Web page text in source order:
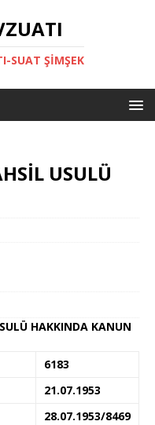
SUAT ŞİMŞEK
USULÜ
HAKKINDA KANUN
6183
21.07.1953
28.07.1953/8469